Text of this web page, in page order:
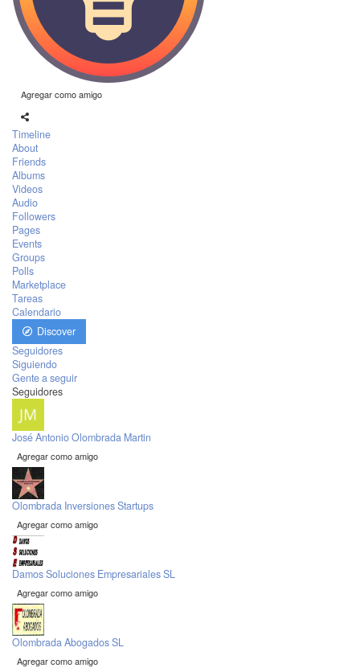
Agregar como amigo
Timeline
About
Friends
Albums
Videos
Audio
Followers
Pages
Events
Groups
Polls
Marketplace
Tareas
Calendario
Discover
Seguidores
Siguiendo
Gente a seguir
Seguidores
José Antonio Olombrada Martin
Agregar como amigo
Olombrada Inversiones Startups
Agregar como amigo
Damos Soluciones Empresariales SL
Agregar como amigo
Olombrada Abogados SL
Agregar como amigo